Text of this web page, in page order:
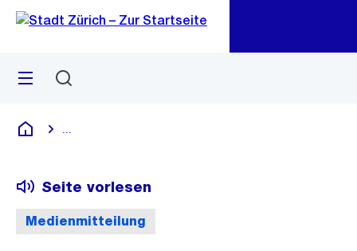
Navigation
Sprunglink
Menü
Deutsch
Medienmitteilung
Seite vorlesen